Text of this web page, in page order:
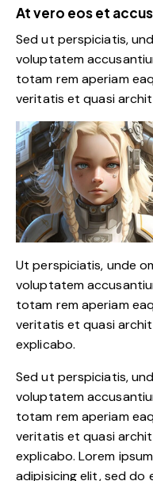
At vero eos et
Sed ut perspiciatis,
voluptatem
totam rem aperiam
veritatis et quasi
Ut perspiciatis, unde
voluptatem
totam rem aperiam
veritatis et quasi
explicabo.
Sed ut perspiciatis,
voluptatem
totam rem aperiam
veritatis et quasi
explicabo. Lorem
adipisicing elit, sed do